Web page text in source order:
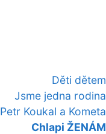
Děti dětem
Jsme jedna rodina
Petr Koukal a Kometa
Chlapi ŽENÁM